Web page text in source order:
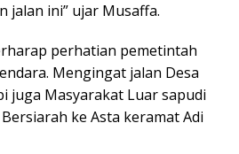
jalan ini” ujar Musaffa.
perhatian pemetintah
Mengingat jalan Desa
juga Masyarakat Luar sapudi
ke Asta keramat Adi